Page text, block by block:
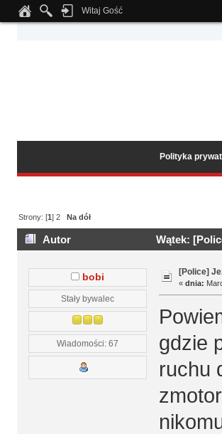
Notice: Undefined index: tapatalk_body_hook in
Witaj Gość
Polityka
Strony: [1]2 Na dół
Autor Wątek:
bobi
Stały bywalec
Wiadomości: 67
[Police]
« dnia:
gdzie
ruchu